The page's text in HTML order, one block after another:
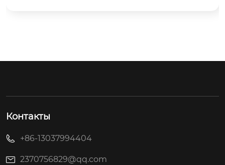
Контакты
+86-13037994404
2370756829@qq.com